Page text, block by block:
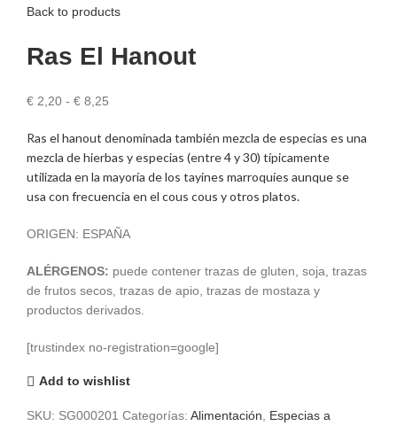
Back to products
Ras El Hanout
€ 2,20 - € 8,25
precios:
desde
€ 2,20
hasta
Ras el hanout denominada también mezcla de especias es una
mezcla de hierbas y especias (entre 4 y 30) típicamente
utilizada en la mayoría de los tayines marroquíes aunque se
usa con frecuencia en el cous cous y otros platos.
ORIGEN: ESPAÑA
ALÉRGENOS: puede contener trazas de gluten, soja, trazas
de frutos secos, trazas de apio, trazas de mostaza y
productos derivados.
[trustindex no-registration=google]
Add to wishlist
SKU: SG000201 Categorías: Alimentación
Especias a